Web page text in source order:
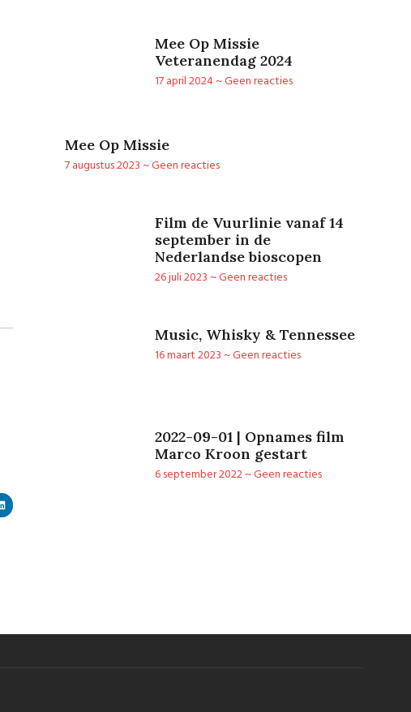
Mee Op Missie
Veteranendag 2024
17 april 2024 Geen reacties
Mee Op Missie
7 augustus 2023 Geen reacties
Film de Vuurlinie vanaf 14
september in de
Nederlandse bioscopen
26 juli 2023 Geen reacties
Music, Whisky & Tennessee
16 maart 2023 Geen reacties
2022-09-01 | Opnames film
Marco Kroon gestart
6 september 2022 Geen reacties